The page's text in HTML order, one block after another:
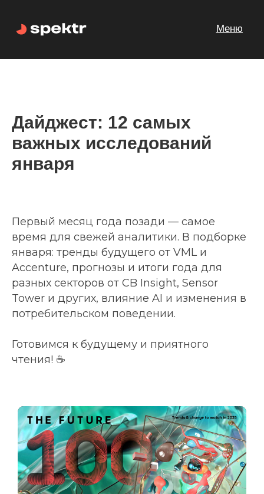
Дайджест: 12 самых
важных исследований
января
Первый месяц года позади — самое
время для свежей аналитики. В подборке
января: тренды будущего от VML и
Accenture, прогнозы и итоги года для
разных секторов от CB Insight, Sensor
Tower и других, влияние AI и изменения в
потребительском поведении.
Готовимся к будущему и приятного
чтения! ☕